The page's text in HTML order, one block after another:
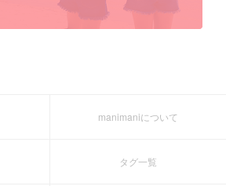
manimaniについて
タグ一覧